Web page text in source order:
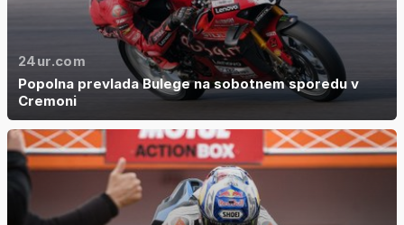
24ur.com
Popolna prevlada Bulege na sobotnem sporedu v
Cremoni